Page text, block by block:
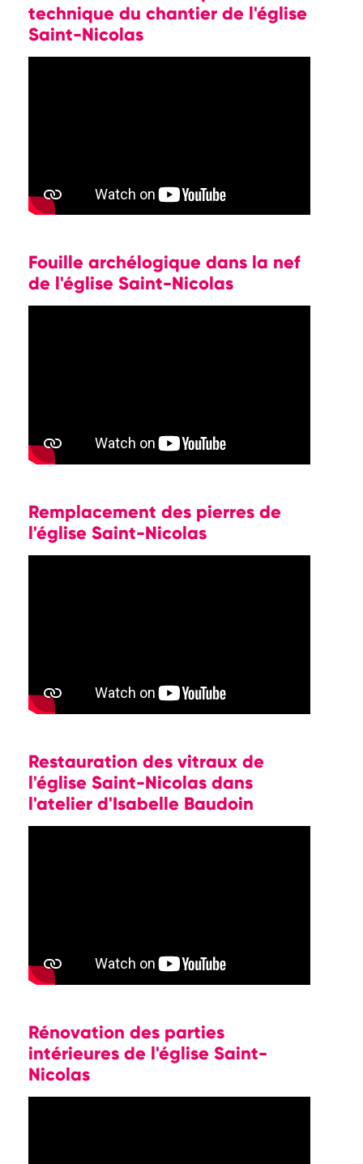
technique du chantier de l'église
Saint-Nicolas
Fouille archélogique dans la nef
de l'église Saint-Nicolas
Remplacement des pierres de
l'église Saint-Nicolas
Restauration des vitraux de
l'église Saint-Nicolas dans
l'atelier d'Isabelle Baudoin
Rénovation des parties
intérieures de l'église Saint-
Nicolas